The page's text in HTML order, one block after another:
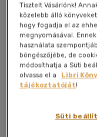
Tisztelt Vásárlónk!
közelebb álló
hogy fogadja el az
megnyomásával.
használata
böngészőjébe, de
módosíthatja a Süti
olvassa el a
Libri
tájékoztatóját!
Süti